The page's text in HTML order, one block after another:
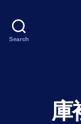
Search
庫